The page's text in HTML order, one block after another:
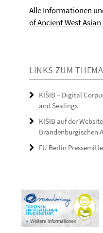
Alle Informationen
of Ancient West
LINKS ZUM THEMA
KIŠIB – Digital
and Sealings
KIŠIB auf der
Brandenburgischen
FU Berlin